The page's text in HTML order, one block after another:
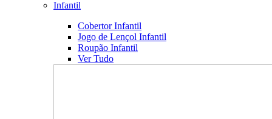
Infantil
Cobertor Infantil
Jogo de Lençol Infantil
Roupão Infantil
Ver Tudo